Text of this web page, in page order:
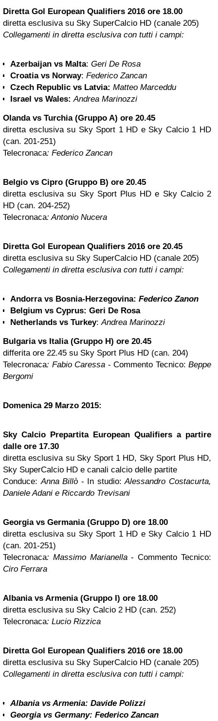
Diretta Gol European Qualifiers 2016 ore 18.00
diretta esclusiva su Sky SuperCalcio HD (canale 205)
Collegamenti in diretta esclusiva con tutti i campi:
Azerbaijan vs Malta: Geri De Rosa
Croatia vs Norway: Federico Zancan
Czech Republic vs Latvia: Matteo Marceddu
Israel vs Wales: Andrea Marinozzi
Olanda vs Turchia (Gruppo A) ore 20.45
diretta esclusiva su Sky Sport 1 HD e Sky Calcio 1 HD
(can. 201-251)
Telecronaca: Federico Zancan
Belgio vs Cipro (Gruppo B) ore 20.45
diretta esclusiva su Sky Sport Plus HD e Sky Calcio 2
HD (can. 204-252)
Telecronaca: Antonio Nucera
Diretta Gol European Qualifiers 2016 ore 20.45
diretta esclusiva su Sky SuperCalcio HD (canale 205)
Collegamenti in diretta esclusiva con tutti i campi:
Andorra vs Bosnia-Herzegovina: Federico Zanon
Belgium vs Cyprus: Geri De Rosa
Netherlands vs Turkey:Andrea Marinozzi
Bulgaria vs Italia (Gruppo H) ore 20.45
differita ore 22.45 su Sky Sport Plus HD (can. 204)
Telecronaca: Fabio Caressa - Commento Tecnico: Beppe
Bergomi
Domenica 29 Marzo 2015:
Sky Calcio Prepartita European Qualifiers a partire
dalle ore 17.30
diretta esclusiva su Sky Sport 1 HD, Sky Sport Plus HD,
Sky SuperCalcio HD e canali calcio delle partite
Conduce:Anna Billò - In studio:Alessandro Costacurta,
Daniele Adani e Riccardo Trevisani
Georgia vs Germania (Gruppo D) ore 18.00
diretta esclusiva su Sky Sport 1 HD e Sky Calcio 1 HD
(can. 201-251)
Telecronaca: Massimo Marianella- Commento Tecnico:
Ciro Ferrara
Albania vs Armenia (Gruppo I) ore 18.00
diretta esclusiva su Sky Calcio 2 HD (can. 252)
Telecronaca: Lucio Rizzica
Diretta Gol European Qualifiers 2016 ore 18.00
diretta esclusiva su Sky SuperCalcio HD (canale 205)
Collegamenti in diretta esclusiva con tutti i campi:
Albania vs Armenia: Davide Polizzi
Georgia vs Germany: Federico Zancan